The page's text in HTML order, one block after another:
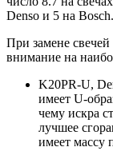
Denso и 5 на Bosch.
При замене свечей
внимание на
K20PR-U,
имеет U-
чему искра
лучшее
имеет массу